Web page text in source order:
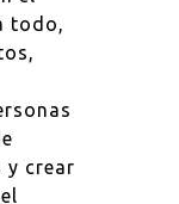
todo,
y crear